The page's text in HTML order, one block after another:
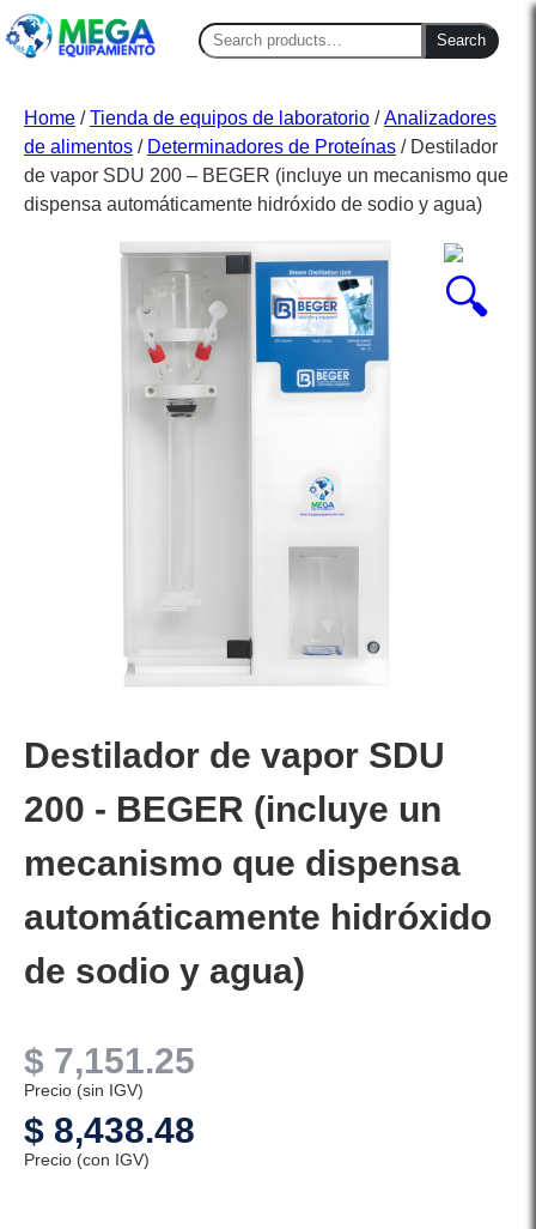
Search
for:
Search
Home /Tienda de equipos de laboratorio /Analizadores
de alimentos / Determinadores de Proteínas / Destilador
de vapor SDU 200 – BEGER (incluye un mecanismo que
dispensa automáticamente hidróxido de sodio y agua)
Destilador de vapor SDU
200 - BEGER (incluye un
mecanismo que dispensa
automáticamente hidróxido
de sodio y agua)
$ 7,151.25
Precio (sin IGV)
$ 8,438.48
Precio (con IGV)